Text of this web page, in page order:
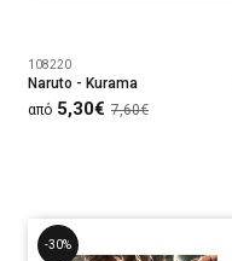
108220
Naruto - Kurama
από 5,30€ 7,60€
-30%